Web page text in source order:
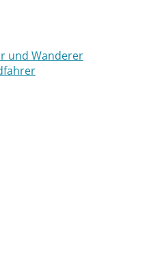
und Wanderer